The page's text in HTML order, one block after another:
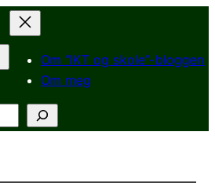
Om “IKT og skole”-bloggen
Om meg